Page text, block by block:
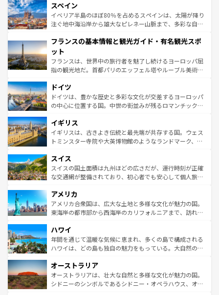
ろん、トスカーナの美しい田園風景やアマルフィ海岸の絶
景など、自然景観も見逃せない。観光の合間には、本場の
ピザやパスタなど、絶品のイタリア料理を堪能することも
ませてくれるイタリアで、忘れられない旅をしてみよう！
なお、新着のイタリア情報は
しい。
スペイン
イベリア半島のほぼ80％を占めるスペインは、太陽が降り
注ぐ地中海沿岸から雄大なピレネー山脈まで、多彩な自然
文化が根付くこの国では、情熱的なフラメンコ、熱気あふ
れる闘牛、そして美味しいタパスが生活の一部となってい
る。首都マドリードの洗練された雰囲気や、バルセロナの
アートに溢れた街角から、地方では古代ローマ遺跡や中世
せる。地方によって風土や気候が異なるスペインはその個
性で訪れる人を魅了する。 なお、新着のスペイン情報は コ
ンテンツ一覧を参照してほしい。
フランスの基本情報と観光ガイド・有名観光スポ
ット
フランスは、世界中の旅行者を魅了し続けるヨーロッパ屈
指の観光地だ。首都パリのエッフェル塔やルーブル美術館
で、幅広い魅力が詰まっている。華麗な宮殿、歴史的な大
聖堂、美しいビーチ、そして豊かな自然が、訪れる者を心
から魅了する。また、フランスは美食の国としても知ら
いる。シャンパンの発祥地であるランス、プロヴァンスの
香り高いラベンダー畑など、多彩な楽しみ方が可能だ。さ
らに、パリ以外の地域にも魅力が溢れており、どの街角に
れる地方に足を運ぶとそれぞれで全く異なる文化を体験で
きるだろう。 なお、新着のフランス情報はコンテンツ一覧
を参照してほしい。
ドイツ
ドイツは、豊かな歴史と多彩な文化が交差するヨーロッパ
の中心に位置する国。中世の街並みが残るロマンチック街
顔を持つこの国は、どこを歩いても飽きることがない。ベ
ルリンの文化的活気、バイエルン州のアルプスの絶景、そ
してライン川沿いのワイン畑といった風景は必見。ビール
は、お酒好きな人にはぜひ体験してほしい。 なお、新着の
ドイツ情報はコンテンツ一覧を参照してほしい。
イギリス
イギリスは、古きよき伝統と最先端が共存する国。ウェス
トミンスター寺院や大英博物館のようなランドマーク、歴
リアごとに異なる魅力がある。また、優雅なアフタヌーン
ティー、ビール好きにはたまらない英国パブ、サッカー観
戦など、本場だからこそできる体験も豊富。イギリスを旅
ンツ一覧を参照してほしい。
スイス
スイスの国土面積は九州ほどの広さだが、運行時刻が正確
な交通網が整備されており、初心者でも安心して個人旅行
の建物がそのまま残る町や、スイスならではのユニークな
博物館もあり、アルプス観光だけでなく町歩きも満喫する
ことができる。国民の所得が高いため物価も高いが、旅行
ば市内交通費無料で観光を楽しむこともできる。 なお、新
着のスイス情報はコンテンツ一覧 を参照してほしい。
アメリカ
アメリカ合衆国は、広大な土地と多様な文化が魅力の国。
東海岸の都市部から西海岸のカリフォルニアまで、訪れる
のような巨大都市は、観光、ショッピング、エンターテイ
ンメントが詰まった刺激的なスポットだ。一方、アメリカ
西部には大自然が広がり、グランドキャニオンやイエロー
部のニューオーリンズでは、音楽と美食が融合した独特の
文化が魅力。旅行者はアメリカの各地域で異なる魅力を楽
しみながら、その多様性と豊かな歴史を感じることができ
ハワイ
年間を通じて温暖な気候に恵まれ、多くの島で構成される
ハワイは、どの島も独自の魅力をもっている。大自然の神
ワイ島は見逃せない。また、定番の観光地といえばオアフ
島だが、静かな自然を求めるならマウイ島やカウアイ島が
おすすめ。エメラルドグリーンに輝く海をはじめ、豊かな
オーストラリア
オーストラリアは、壮大な自然と多様な文化が魅力の国。
シドニーのシンボルであるシドニー・オペラハウス、オー